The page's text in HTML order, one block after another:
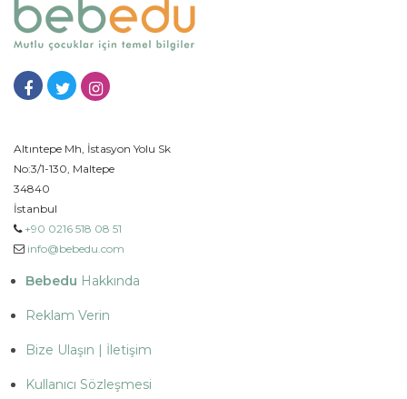
Altıntepe Mh, İstasyon Yolu Sk
No:3/1-130, Maltepe
34840
İstanbul
+90 0216 518 08 51
info@bebedu.com
Bebedu Hakkında
Reklam Verin
Bize Ulaşın | İletişim
Kullanıcı Sözleşmesi